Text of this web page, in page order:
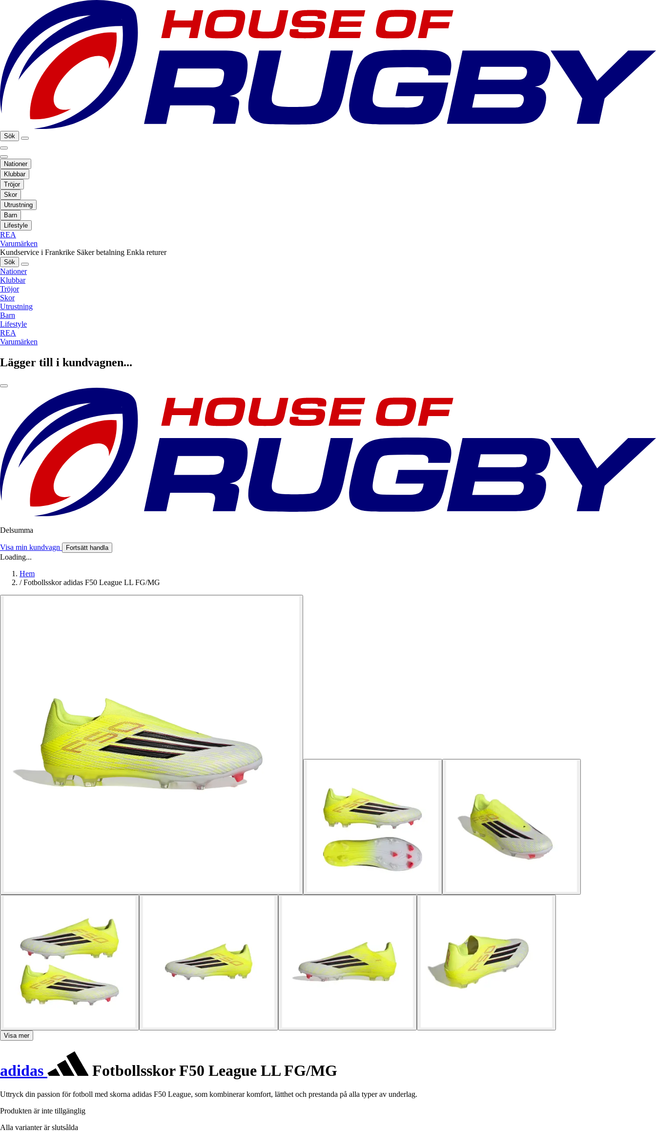
Sök
Nationer
Klubbar
Tröjor
Skor
Utrustning
Barn
Lifestyle
REA
Varumärken
Kundservice i Frankrike Säker betalning Enkla returer
Sök
Nationer
Klubbar
Tröjor
Skor
Utrustning
Barn
Lifestyle
REA
Varumärken
Lägger till i kundvagnen...
Delsumma
Visa min kundvagn Fortsätt handla
Loading...
Hem
/ Fotbollsskor adidas F50 League LL FG/MG
Visa mer
adidas Fotbollsskor F50 League LL FG/MG
Uttryck din passion för fotboll med skorna adidas F50 League, som kombinerar komfort, lätthet och prestanda på alla typer av underlag.
Produkten är inte tillgänglig
Alla varianter är slutsålda